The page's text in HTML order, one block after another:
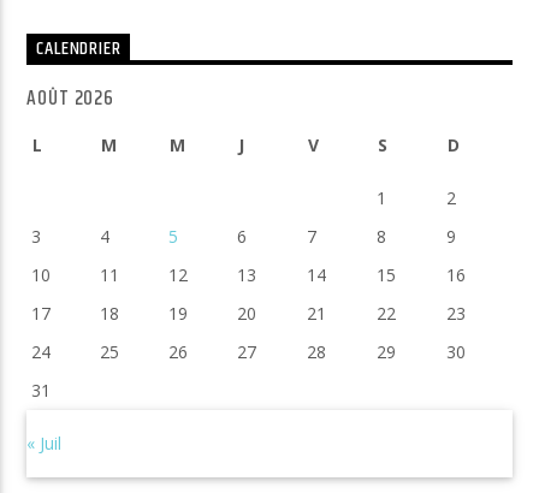
CALENDRIER
AOÛT 2026
L M M J V S D
1
2
3
4 5 6 7 8
9
10
11 12 13 14 15
16
17
18 19 20 21 22
23
24
25 26 27 28 29
30
31
« Juil